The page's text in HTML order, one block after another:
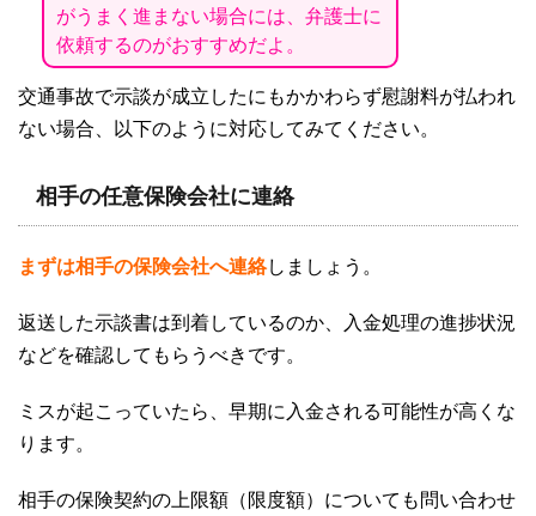
がうまく進まない場合には、弁護士に
依頼するのがおすすめだよ。
交通事故で示談が成立したにもかかわらず慰謝料が払われ
ない場合、以下のように対応してみてください。
相手の任意保険会社に連絡
まずは相手の保険会社へ連絡しましょう。
返送した示談書は到着しているのか、入金処理の進捗状況
などを確認してもらうべきです。
ミスが起こっていたら、早期に入金される可能性が高くな
ります。
相手の保険契約の上限額（限度額）についても問い合わせ